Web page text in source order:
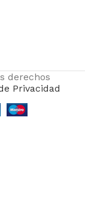
derechos
Privacidad